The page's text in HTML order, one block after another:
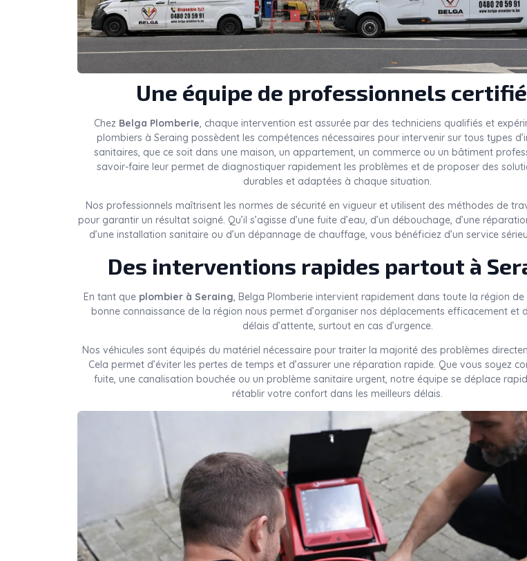
Une équipe de professionnels
Chez Belga Plomberie, chaque intervention est assurée par des techniciens qualifiés et
plombiers à Seraing possèdent les compétences nécessaires pour intervenir sur tous types
sanitaires, que ce soit dans une maison, un appartement, un commerce ou un bâtiment
savoir-faire leur permet de diagnostiquer rapidement les problèmes et de proposer des
durables et adaptées à chaque situation.
Nos professionnels maîtrisent les normes de sécurité en vigueur et utilisent des méthodes de
pour garantir un résultat soigné. Qu’il s’agisse d’une fuite d’eau, d’un débouchage, d’une
d’une installation sanitaire ou d’un dépannage de chauffage, vous bénéficiez d’un service
Des interventions rapides partout à
En tant que plombier à Seraing, Belga Plomberie intervient rapidement dans toute la région de
bonne connaissance de la région nous permet d’organiser nos déplacements efficacement et
délais d’attente, surtout en cas d’urgence.
Nos véhicules sont équipés du matériel nécessaire pour traiter la majorité des problèmes
Cela permet d’éviter les pertes de temps et d’assurer une réparation rapide. Que vous soyez
fuite, une canalisation bouchée ou un problème sanitaire urgent, notre équipe se déplace
rétablir votre confort dans les meilleurs délais.